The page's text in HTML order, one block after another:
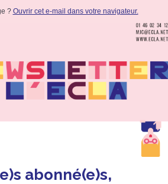
? Ouvrir cet e-mail dans votre navigateur.
abonné(e)s,